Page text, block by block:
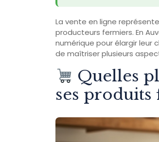
La vente en ligne
producteurs fermiers. En
numérique pour élargir leur
de maîtriser plusieurs
Quelles
ses